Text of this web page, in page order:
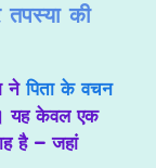
की
नेपिता के वचन
यह केवल एक
है – जहां